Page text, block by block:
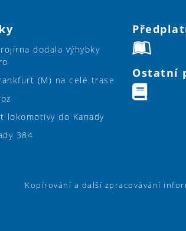
dodala výhybky
(M) na celé trase
lokomotivy do Kanady
384
Ostatní
Kopírování a další zpracovávání